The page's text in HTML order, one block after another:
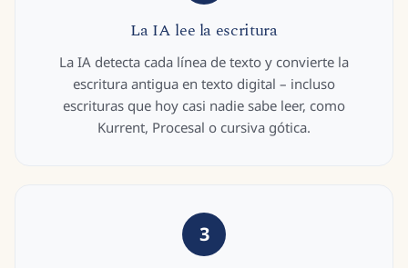
La IA lee la escritura
La IA detecta cada línea de texto y convierte la
escritura antigua en texto digital – incluso
escrituras que hoy casi nadie sabe leer, como
Kurrent, Procesal o cursiva gótica.
3